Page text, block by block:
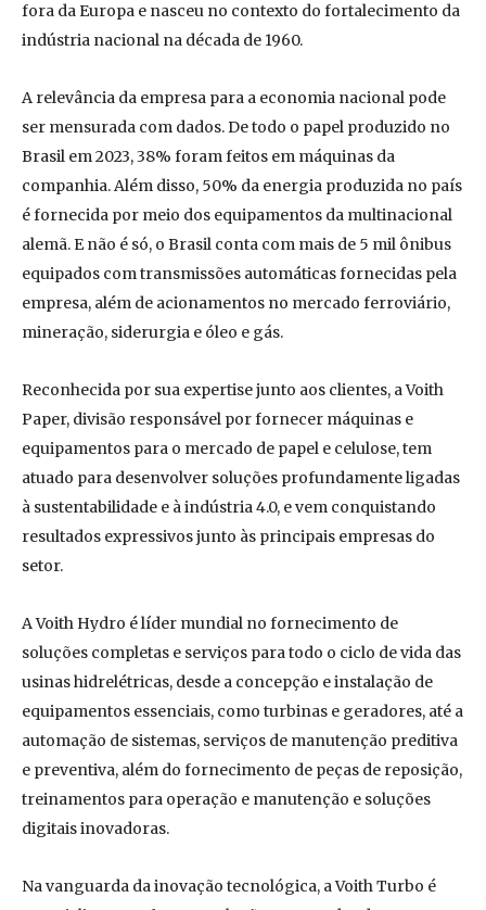
fora da Europa e nasceu no contexto do fortalecimento da
indústria nacional na década de 1960.
A relevância da empresa para a economia nacional pode
ser mensurada com dados. De todo o papel produzido no
Brasil em 2023, 38% foram feitos em máquinas da
companhia. Além disso, 50% da energia produzida no país
é fornecida por meio dos equipamentos da multinacional
alemã. E não é só, o Brasil conta com mais de 5 mil ônibus
equipados com transmissões automáticas fornecidas pela
empresa, além de acionamentos no mercado ferroviário,
mineração, siderurgia e óleo e gás.
Reconhecida por sua expertise junto aos clientes, a Voith
Paper, divisão responsável por fornecer máquinas e
equipamentos para o mercado de papel e celulose, tem
atuado para desenvolver soluções profundamente ligadas
à sustentabilidade e à indústria 4.0, e vem conquistando
resultados expressivos junto às principais empresas do
setor.
A Voith Hydro é líder mundial no fornecimento de
soluções completas e serviços para todo o ciclo de vida das
usinas hidrelétricas, desde a concepção e instalação de
equipamentos essenciais, como turbinas e geradores, até a
automação de sistemas, serviços de manutenção preditiva
e preventiva, além do fornecimento de peças de reposição,
treinamentos para operação e manutenção e soluções
digitais inovadoras.
Na vanguarda da inovação tecnológica, a Voith Turbo é